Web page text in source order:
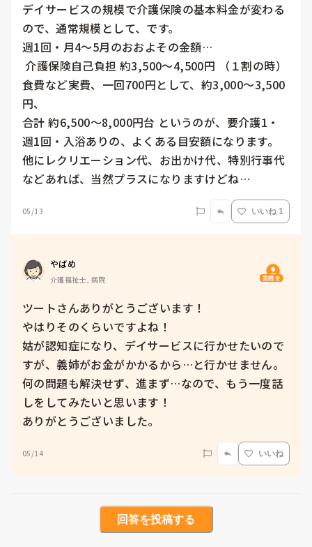
デイサービスの規模で介護保険の基本料金が変わる
ので、通常規模として、です。
週1回・月4〜5月のおおよその金額…
介護保険自己負担 約3,500〜4,500円 （１割の時）
食費など実費、一回700円として、約3,000〜3,500
円、
合計 約6,500〜8,000円台 というのが、要介護1・
週1回・入浴ありの、よくある目安額になります。
他にレクリエーション代、お出かけ代、特別行事代
などあれば、当然プラスになりますけどね…
05/13 いいね 1
やばめ
介護福祉士, 病院 質問主
ツートさんありがとうございます！
やはりそのくらいですよね！
姑が認知症になり、デイサービスに行かせたいので
すが、義姉がお金がかかるから…と行かせません。
何の問題も解決せず、進まず…なので、もう一度話
しをしてみたいと思います！
ありがとうございました。
05/14 いいね
回答を投稿する